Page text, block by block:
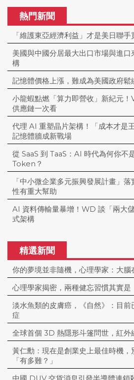
熱門新聞
「維護東亞經濟利益」才是美日聯
美國與中國分居最大出口市場與進
構
記憶體價格上漲，難成為美國政府鬆
小龍蝦點燃「算力即營收」新紀元
供應鏈一次看
代理 AI 重塑晶片架構！「成本才是
記憶體牆成新戰場
從 SaaS 到 TaaS：AI 時代為何你不
Token？
「中小微企業多元振興發展計畫」
性有重大幫助
AI 資料傳輸量暴增！WD 談「兩大
式架構
精選新聞
你的夢境並非隨機，心理學家：大腦
心理學家揭密，兩種健忘習慣其實是
淡水魚類的皮膚癌，《自然》：目
症
全球首個 3D 熱隱形斗篷問世，紅外
黃仁勳：現在是創業史上最佳時機，
「有多難？」